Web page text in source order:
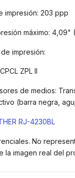
impresión: 203 ppp
máximo: 4,09"
impresión:
ZPL II
de medios:
(barra negra,
RJ-4230BL
No
la imagen real del